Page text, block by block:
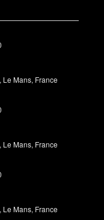
Mans, France
Mans, France
Mans, France